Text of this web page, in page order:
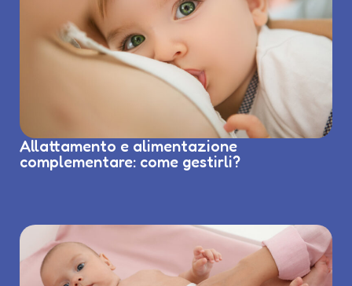
Allattamento e alimentazione
complementare: come gestirli?